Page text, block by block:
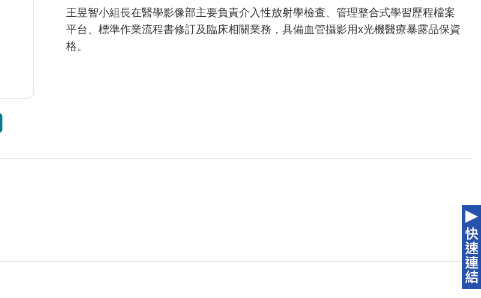
王昱智小組長在醫學影像部主要負責介入性放射學檢查、管理整合式學習歷程檔案
平台、標準作業流程書修訂及臨床相關業務，具備血管攝影用x光機醫療暴露品保資
格。